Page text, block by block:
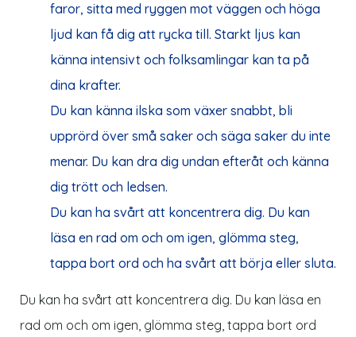
faror, sitta med ryggen mot väggen och höga
ljud kan få dig att rycka till. Starkt ljus kan
känna intensivt och folksamlingar kan ta på
dina krafter.
Du kan känna ilska som växer snabbt, bli
upprörd över små saker och säga saker du inte
menar. Du kan dra dig undan efteråt och känna
dig trött och ledsen.
Du kan ha svårt att koncentrera dig. Du kan
läsa en rad om och om igen, glömma steg,
tappa bort ord och ha svårt att börja eller sluta.
Du kan ha svårt att koncentrera dig. Du kan läsa en
rad om och om igen, glömma steg, tappa bort ord